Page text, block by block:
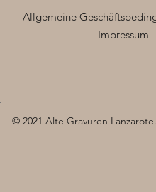
Impressum
Allgemeine
© 2021 Alte Gravuren